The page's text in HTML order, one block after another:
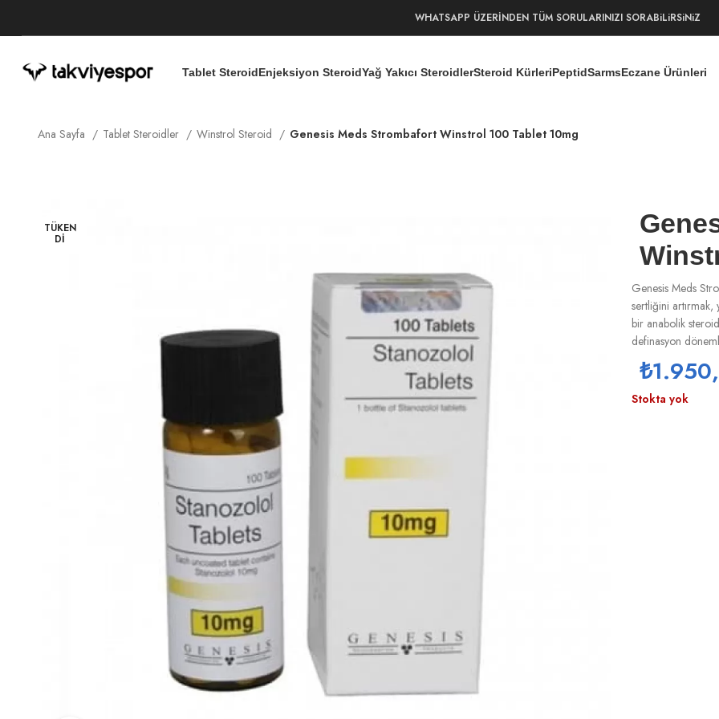
WHATSAPP ÜZERİNDEN TÜM SORULARINIZI SORABiLiRSiNiZ
Tablet SteroidEnjeksiyon SteroidYağ Yakıcı SteroidlerSteroid KürleriPeptidSarmsEczane Ürünleri
Ana Sayfa Tablet Steroidler Winstrol Steroid Genesis Meds Strombafort Winstrol 100 Tablet 10mg
TÜKEN
DI
Genesis Meds
sertliğini artırmak,
bir anabolik
definasyon
₺
Stokta yok